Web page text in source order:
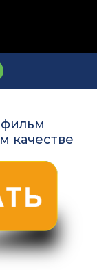
фильм
качестве